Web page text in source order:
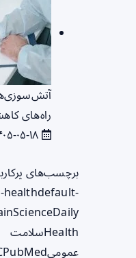
راه‌های
برچسب‌های
healthdefault-
ScienceDaily
Healthسلامت
عمومیPubMed